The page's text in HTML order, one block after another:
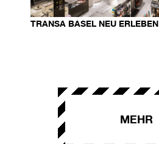
TRANSA BASEL NEU ERLEBEN
MEHR